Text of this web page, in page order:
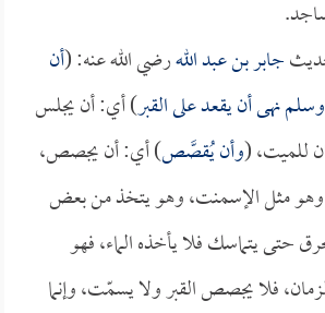
جابر بن عبد اللهرضي الله عنه: (أن
نهى أن يقعد على القبر) أي: أن يجلس
للميت، (وأن يُقصَّص) أي: أن يجصص،
مثل الإسمنت، وهو يتخذ من بعض
حتى يتماسك فلا يأخذه الماء، فهو
فلا يجصص القبر ولا يسمّت، وإنما